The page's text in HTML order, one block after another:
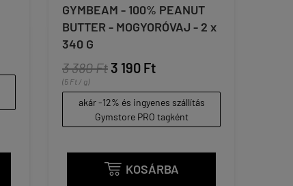
GYMBEAM - 100% PEANUT
BUTTER - MOGYORÓVAJ - 2 x
340 G
3 380 Ft 3 190 Ft
(5 Ft / g)
akár -12% és ingyenes szállítás
Gymstore PRO tagként
 KOSÁRBA